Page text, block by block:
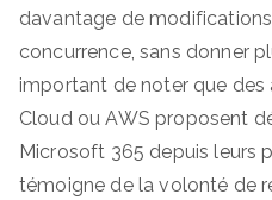
davantage de
concurrence, sans donner
important de noter que
Cloud ou AWS proposent
Microsoft 365 depuis leurs
témoigne de la volonté de